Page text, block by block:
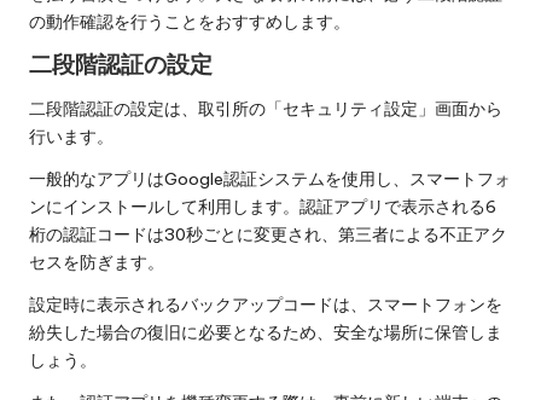
の動作確認を行うことをおすすめします。
二段階認証の設定
二段階認証の設定は、取引所の「セキュリティ設定」画面から
行います。
一般的なアプリはGoogle認証システムを使用し、スマートフォ
ンにインストールして利用します。認証アプリで表示される6
桁の認証コードは30秒ごとに変更され、第三者による不正アク
セスを防ぎます。
設定時に表示されるバックアップコードは、スマートフォンを
紛失した場合の復旧に必要となるため、安全な場所に保管しま
しょう。